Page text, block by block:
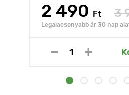
2 490 Ft 3
Legalacsonyabb ár 30 nap